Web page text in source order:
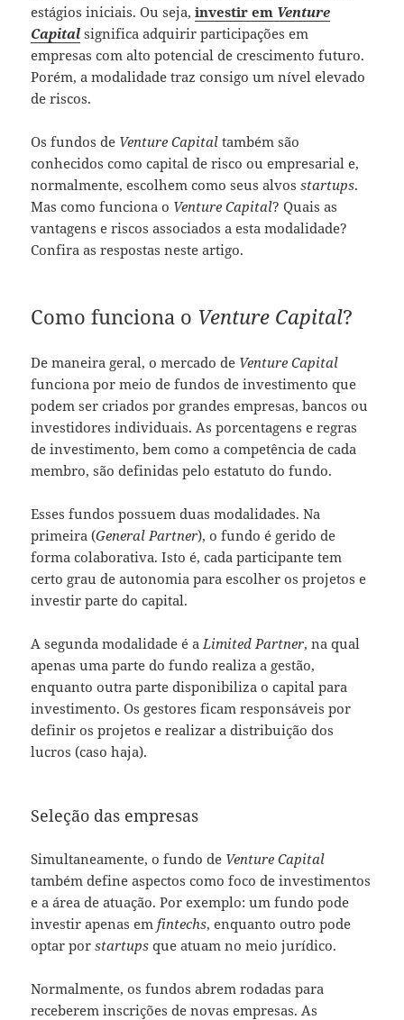
estágios iniciais. Ou seja,investir em Venture
Capital significa adquirir participações em
empresas com alto potencial de crescimento futuro.
Porém, a modalidade traz consigo um nível elevado
de riscos.
Os fundos de Venture Capital também são
conhecidos como capital de risco ou empresarial e,
normalmente, escolhem como seus alvosstartups.
Mas como funciona o Venture Capital? Quais as
vantagens e riscos associados a esta modalidade?
Confira as respostas neste artigo.
Como funciona o Venture Capital?
De maneira geral, o mercado de Venture Capital
funciona por meio de fundos de investimento que
podem ser criados por grandes empresas, bancos ou
investidores individuais. As porcentagens e regras
de investimento, bem como a competência de cada
membro, são definidas pelo estatuto do fundo.
Esses fundos possuem duas modalidades. Na
primeira (General Partner), o fundo é gerido de
forma colaborativa. Isto é, cada participante tem
certo grau de autonomia para escolher os projetos e
investir parte do capital.
A segunda modalidade é a Limited Partner, na qual
apenas uma parte do fundo realiza a gestão,
enquanto outra parte disponibiliza o capital para
investimento. Os gestores ficam responsáveis por
definir os projetos e realizar a distribuição dos
lucros (caso haja).
Seleção das empresas
Simultaneamente, o fundo de Venture Capital
também define aspectos como foco de investimentos
e a área de atuação. Por exemplo: um fundo pode
investir apenas em fintechs, enquanto outro pode
optar porstartups que atuam no meio jurídico.
Normalmente, os fundos abrem rodadas para
receberem inscrições de novas empresas. As